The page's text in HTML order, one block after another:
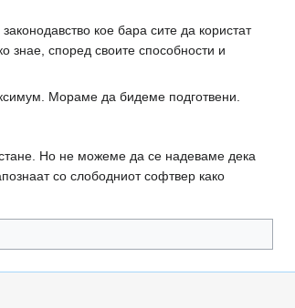
кое бара сите да користат
знае, според своите способности и
Мораме да бидеме подготвени.
Но не можеме да се надеваме дека
со слободниот софтвер како